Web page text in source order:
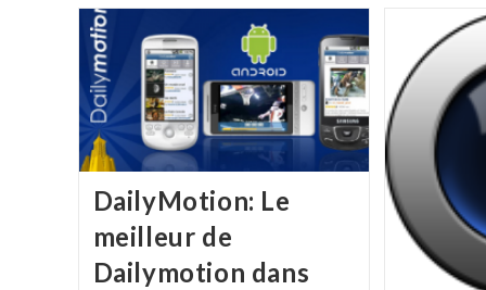
DailyMotion: Le
meilleur de
Dailymotion dans